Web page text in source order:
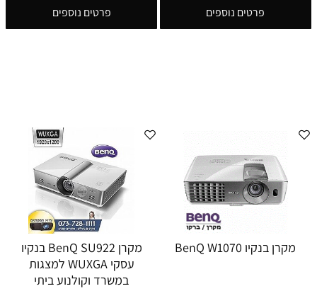
פרטים נוספים פרטים נוספים
מקרן בנקיו BenQ W1070
מקרן BenQ SU922 בנקיו
עסקי WUXGA למצגות
במשרד וקולנוע ביתי